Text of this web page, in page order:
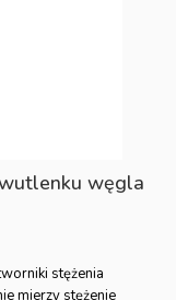
węgla
stężenia
mierzy stężenie